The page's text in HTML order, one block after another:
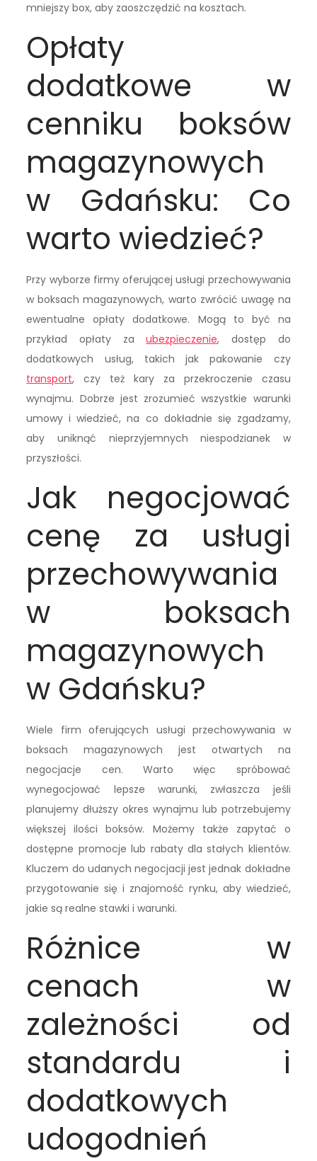
mniejszy box, aby zaoszczędzić na kosztach.
Opłaty
dodatkowe w
cenniku boksów
magazynowych
w Gdańsku: Co
warto wiedzieć?
Przy wyborze firmy oferującej usługi przechowywania
w boksach magazynowych, warto zwrócić uwagę na
ewentualne opłaty dodatkowe. Mogą to być na
przykład opłaty zaubezpieczenie, dostęp do
dodatkowych usług, takich jak pakowanie czy
transport, czy też kary za przekroczenie czasu
wynajmu. Dobrze jest zrozumieć wszystkie warunki
umowy i wiedzieć, na co dokładnie się zgadzamy,
aby uniknąć nieprzyjemnych niespodzianek w
przyszłości.
Jak negocjować
cenę za usługi
przechowywania
w boksach
magazynowych
w Gdańsku?
Wiele firm oferujących usługi przechowywania w
boksach magazynowych jest otwartych na
negocjacje cen. Warto więc spróbować
wynegocjować lepsze warunki, zwłaszcza jeśli
planujemy dłuższy okres wynajmu lub potrzebujemy
większej ilości boksów. Możemy także zapytać o
dostępne promocje lub rabaty dla stałych klientów.
Kluczem do udanych negocjacji jest jednak dokładne
przygotowanie się i znajomość rynku, aby wiedzieć,
jakie są realne stawki i warunki.
Różnice w
cenach w
zależności od
standardu i
dodatkowych
udogodnień